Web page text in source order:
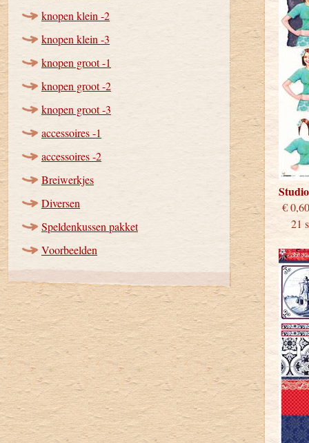
knopen klein -2
knopen klein -3
knopen groot -1
knopen groot -2
knopen groot -3
accessoires -1
accessoires -2
Breiwerkjes
Diversen
Speldenkussen pakket
Voorbeelden
21